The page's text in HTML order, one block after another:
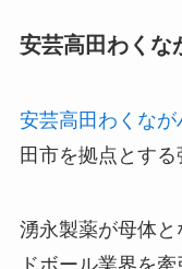
安芸高田わくな
安芸高田わくな
田市を拠点とする
湧永製薬が母体
ドボール業界を牽